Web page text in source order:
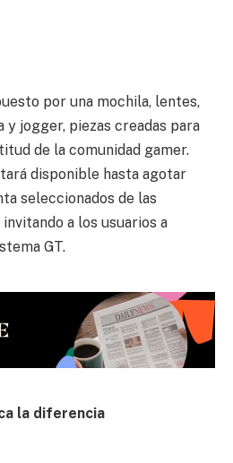
por una mochila, lentes,
y jogger, piezas creadas para
de la comunidad gamer.
disponible hasta agotar
seleccionados de las
a los usuarios a
GT.
la diferencia